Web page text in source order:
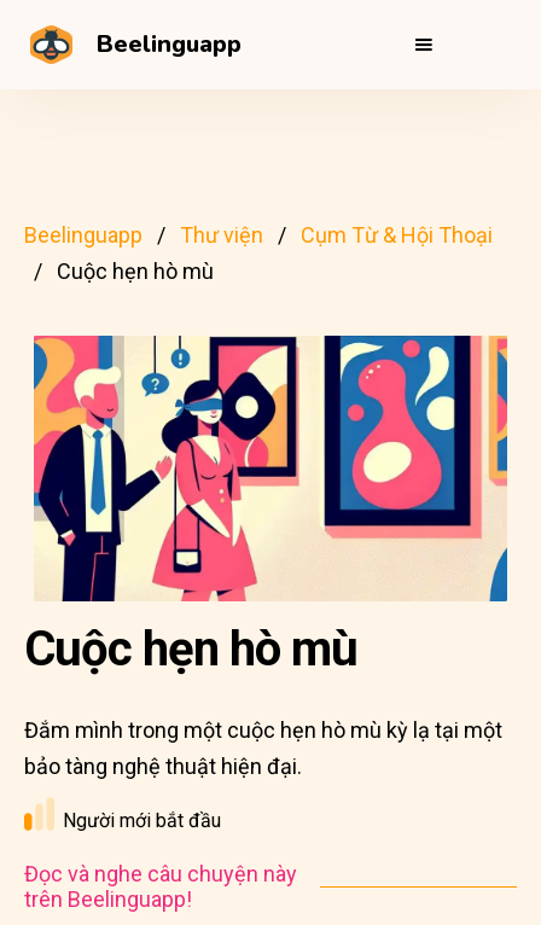
Beelinguapp
Beelinguapp Thư viện
Cụm Từ & Hội Thoại
Cuộc hẹn hò mù
Cuộc hẹn hò mù
Đắm mình trong một cuộc hẹn hò mù kỳ lạ tại một
bảo tàng nghệ thuật hiện đại.
Người mới bắt đầu
Đọc và nghe câu chuyện này
trên Beelinguapp!